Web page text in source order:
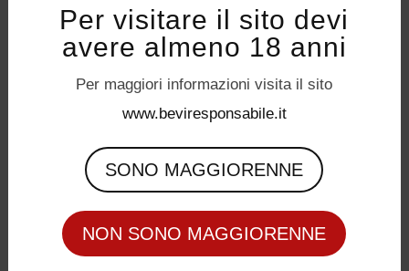
32034 – Pedavena (BL)
servizioconsumatori@birracastello.it
Seguici su
P.I. 01994920302
Per visitare il sito devi
avere almeno 18 anni
Per maggiori informazioni visita il sito
www.beviresponsabile.it
SONO MAGGIORENNE
NON SONO MAGGIORENNE